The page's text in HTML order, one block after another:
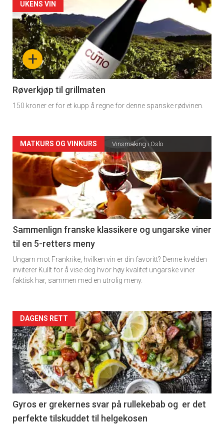
Forsiden
akkurat
nå
-
4
+
UKENS VIN
Røverkjøp til grillmaten
150 kroner er for et kupp å regne for denne spanske rødvinen.
Forsiden
akkurat
nå
-
5
MATKURS OG VINKURS Vinsmaking i Oslo
Sammenlign franske klassikere og ungarske viner
til en 5-retters meny
Ungarn mot Frankrike, hvilken vin er din favoritt? Denne kvelden
inviterer Kullt for å vise deg hvor høy kvalitet ungarske viner
faktisk har, sammen med en utrolig meny.
Forsiden
akkurat
nå
-
6
DAGENS RETT
Gyros er grekernes svar på rullekebab og er det
perfekte tilskuddet til helgekosen